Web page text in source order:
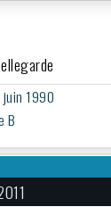
juin 1990
B